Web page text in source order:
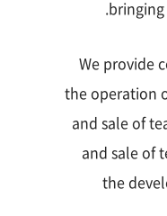
We provide
the operation
and sale of
and sale of
the